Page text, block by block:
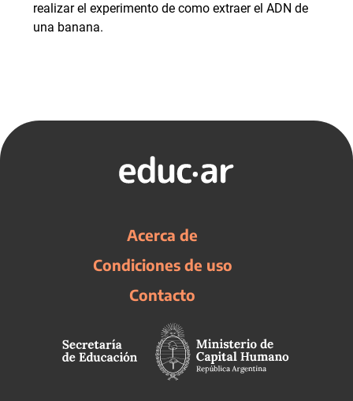
realizar el experimento de como extraer el ADN de
una banana.
Acerca de
Condiciones de uso
Contacto